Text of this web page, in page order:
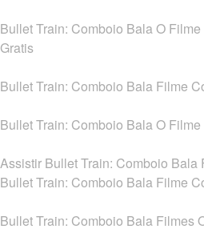
Bullet Train: Comboio Bala O
Gratis
Bullet Train: Comboio Bala Filme
Bullet Train: Comboio Bala O
Assistir Bullet Train: Comboio
Bullet Train: Comboio Bala Filme
Bullet Train: Comboio Bala Filmes